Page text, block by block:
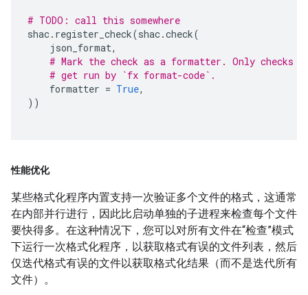
# TODO: call this somewhere
shac. register_check(shac.check(
json_format,
# Mark the check as a formatter. Only checks
# get run by `fx format-code`.
formatter = True,
))
性能优化
某些格式化程序内置支持一次验证多个文件的格式，这通常
在内部并行进行，因此比启动单独的子进程来检查每个文件
要快得多。在这种情况下，您可以对所有文件在“检查”模式
下运行一次格式化程序，以获取格式有误的文件列表，然后
仅迭代格式有误的文件以获取格式化结果（而不是迭代所有
文件）。